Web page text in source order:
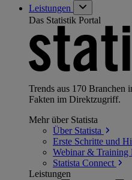
Leistungen
Das Statistik Portal
Trends aus 170 Branchen
Fakten im Direktzugriff.
Mehr über Statista
Über Statista
Erste Schritte und
Webinar & Training
Statista Connect
Leistungen